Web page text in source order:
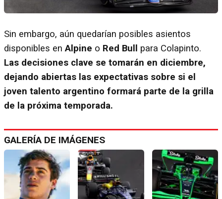
Sin embargo, aún quedarían posibles asientos
disponibles enAlpine o Red Bull para Colapinto.
Las decisiones clave se tomarán en diciembre,
dejando abiertas las expectativas sobre si el
joven talento argentino formará parte de la grilla
de la próxima temporada.
GALERÍA DE IMÁGENES